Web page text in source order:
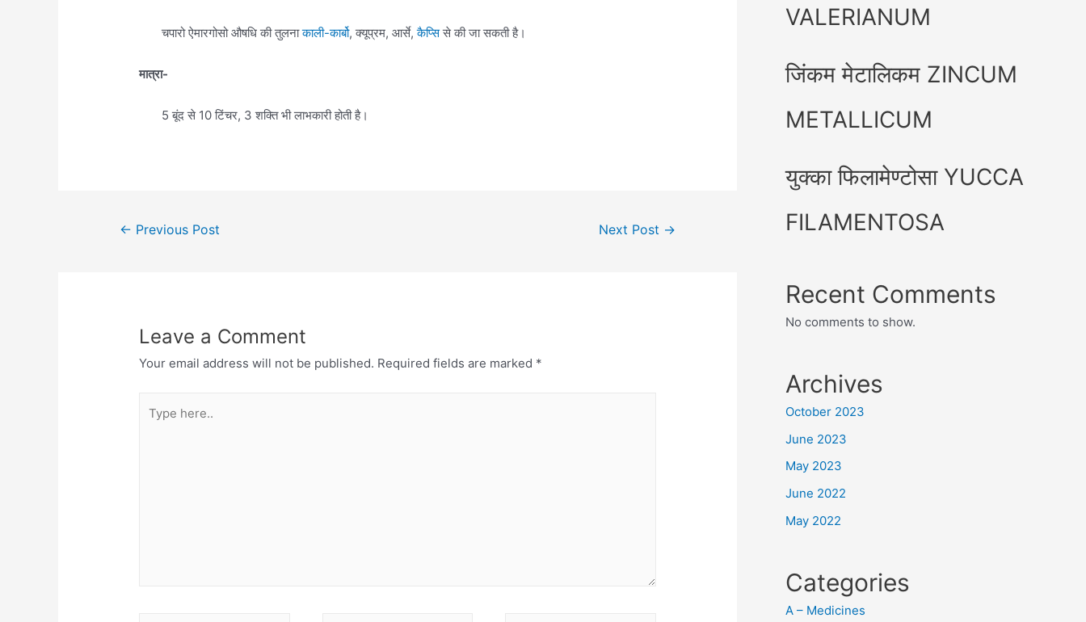
चपारो ऐमारगोसो औषधि की तुलनाकाली-कार्बो, क्यूप्रम, आर्से,कैप्सिसे की जा सकती है।
मात्रा-
5 बूंद से 10 टिंचर, 3 शक्ति भी लाभकारी होती है।
Post← Previous Post Next Post →
Leave a Comment
Your email address will not be published. Required fields are marked *
here..
VALERIANUM
जिंकम मेटालिकम ZINCUM
METALLICUM
युक्का फिलामेण्टोसा YUCCA
FILAMENTOSA
Recent Comments
No comments to show.
Archives
October 2023
June 2023
May 2023
June 2022
May 2022
Categories
A – Medicines